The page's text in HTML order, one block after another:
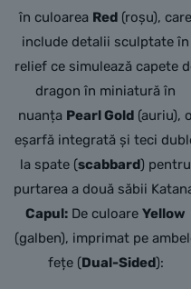
în culoarea Red (roșu), care
include detalii sculptate în
relief ce simulează capete
dragon în miniatură în
nuanța Pearl Gold (auriu), o
eșarfă integrată și teci
la spate (scabbard) pentru
purtarea a două săbii
Capul: De culoareYellow
(galben), imprimat pe
fețe (Dual-Sided):